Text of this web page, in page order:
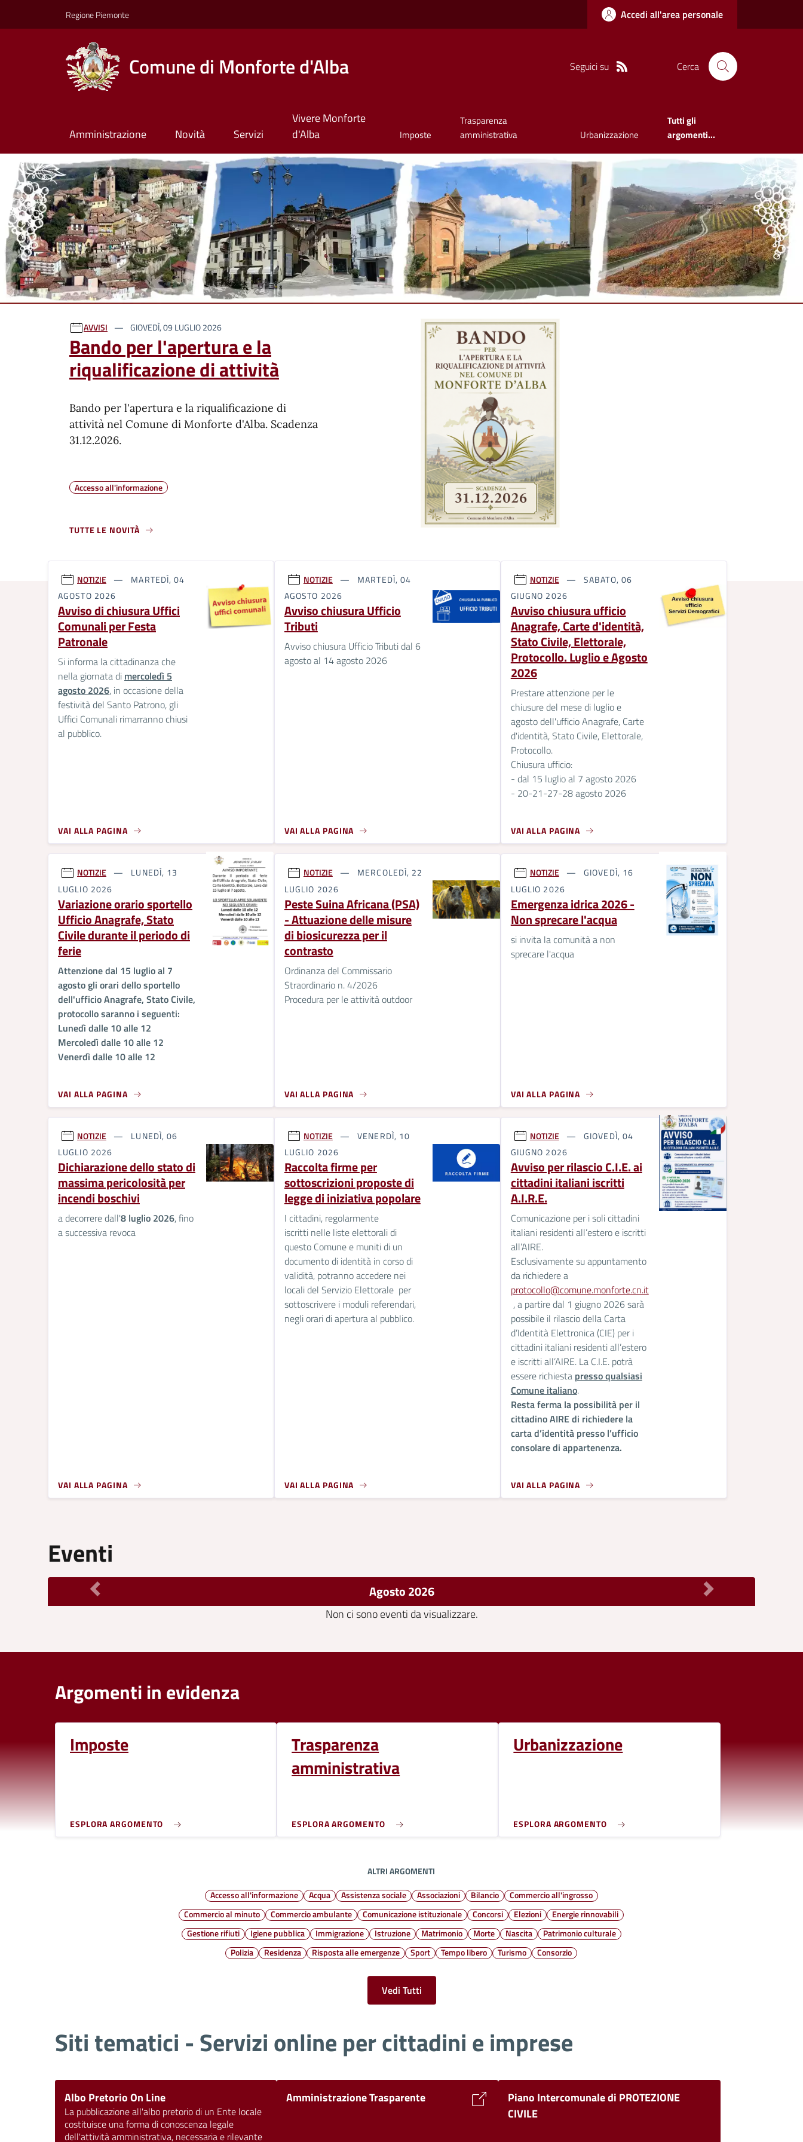
Regione Piemonte Accedi all'area personale
Comune di Monforte d'Alba Seguici su Cerca
Amministrazione Novità Servizi
Vivere Monforte
d'Alba
Imposte
Trasparenza
amministrativa
Urbanizzazione
Tutti gli
argomenti...
Ultime notizie
AVVISI GIOVEDÌ, 09 LUGLIO 2026
Bando per l'apertura e la
riqualificazione di attività
Bando per l'apertura e la riqualificazione di
attività nel Comune di Monforte d'Alba. Scadenza
31.12.2026.
Accesso all'informazione
TUTTE LE NOVITÀ
NOTIZIE
MARTEDÌ, 04
AGOSTO 2026
Avviso di chiusura Uffici
Comunali per Festa
Patronale
Si informa la cittadinanza che
nella giornata di mercoledì 5
agosto 2026, in occasione della
festività del Santo Patrono, gli
Uffici Comunali rimarranno chiusi
al pubblico.
VAI ALLA PAGINA
NOTIZIE
MARTEDÌ, 04
AGOSTO 2026
Avviso chiusura Ufficio
Tributi
Avviso chiusura Ufficio Tributi dal 6
agosto al 14 agosto 2026
VAI ALLA PAGINA
NOTIZIE
SABATO, 06
GIUGNO 2026
Avviso chiusura ufficio
Anagrafe, Carte d'identità,
Stato Civile, Elettorale,
Protocollo. Luglio e Agosto
2026
Prestare attenzione per le
chiusure del mese di luglio e
agosto dell'ufficio Anagrafe, Carte
d'identità, Stato Civile, Elettorale,
Protocollo.
Chiusura ufficio:
- dal 15 luglio al 7 agosto 2026
- 20-21-27-28 agosto 2026
VAI ALLA PAGINA
NOTIZIE
LUNEDÌ, 13
LUGLIO 2026
Variazione orario sportello
Ufficio Anagrafe, Stato
Civile durante il periodo di
ferie
Attenzione dal 15 luglio al 7
agosto gli orari dello sportello
dell'ufficio Anagrafe, Stato Civile,
protocollo saranno i seguenti:
Lunedì dalle 10 alle 12
Mercoledì dalle 10 alle 12
Venerdì dalle 10 alle 12
VAI ALLA PAGINA
NOTIZIE
MERCOLEDÌ, 22
LUGLIO 2026
Peste Suina Africana (PSA)
- Attuazione delle misure
di biosicurezza per il
contrasto
Ordinanza del Commissario
Straordinario n. 4/2026
Procedura per le attività outdoor
VAI ALLA PAGINA
NOTIZIE
GIOVEDÌ, 16
LUGLIO 2026
Emergenza idrica 2026 -
Non sprecare l'acqua
si invita la comunità a non
sprecare l'acqua
VAI ALLA PAGINA
NOTIZIE
LUNEDÌ, 06
LUGLIO 2026
Dichiarazione dello stato di
massima pericolosità per
incendi boschivi
a decorrere dall'8 luglio 2026, fino
a successiva revoca
VAI ALLA PAGINA
NOTIZIE
VENERDÌ, 10
LUGLIO 2026
Raccolta firme per
sottoscrizioni proposte di
legge di iniziativa popolare
I cittadini, regolarmente
iscritti nelle liste elettorali di
questo Comune e muniti di un
documento di identità in corso di
validità, potranno accedere nei
locali del Servizio Elettorale per
sottoscrivere i moduli referendari,
negli orari di apertura al pubblico.
VAI ALLA PAGINA
NOTIZIE
GIOVEDÌ, 04
GIUGNO 2026
Avviso per rilascio C.I.E. ai
cittadini italiani iscritti
A.I.R.E.
Comunicazione per i soli cittadini
italiani residenti all’estero e iscritti
all’AIRE.
Esclusivamente su appuntamento
da richiedere a
protocollo@comune.monforte.cn.it
, a partire dal 1 giugno 2026 sarà
possibile il rilascio della Carta
d’Identità Elettronica (CIE) per i
cittadini italiani residenti all’estero
e iscritti all’AIRE. La C.I.E. potrà
essere richiesta presso qualsiasi
Comune italiano.
Resta ferma la possibilità per il
cittadino AIRE di richiedere la
carta d’identità presso l’ufficio
consolare di appartenenza.
VAI ALLA PAGINA
Eventi
Agosto 2026
Non ci sono eventi da visualizzare.
Argomenti in evidenza
Imposte
ESPLORA ARGOMENTO
Trasparenza
amministrativa
ESPLORA ARGOMENTO
Urbanizzazione
ESPLORA ARGOMENTO
ALTRI ARGOMENTI
Accesso all'informazione
Acqua Assistenza sociale Associazioni Bilancio
Commercio all'ingrosso
Commercio al minuto
Commercio ambulante Comunicazione istituzionale Concorsi Elezioni
Energie rinnovabili
Gestione rifiuti
Igiene pubblica Immigrazione Istruzione Matrimonio Morte Nascita
Patrimonio culturale
Polizia
Residenza Risposta alle emergenze Sport Tempo libero Turismo Consorzio
Vedi Tutti
Siti tematici - Servizi online per cittadini e imprese
Albo Pretorio On Line
La pubblicazione all'albo pretorio di un Ente locale
costituisce una forma di conoscenza legale
dell'attività amministrativa, necessaria e rilevante
Amministrazione Trasparente
Piano Intercomunale di PROTEZIONE
CIVILE